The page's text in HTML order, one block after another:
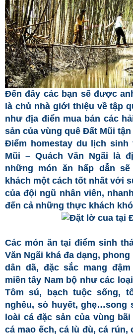
Đến đây các bạn sẽ được
là chủ nhà giới thiệu về tập
như địa điển mua bán các
sản của vùng quê Đất Mũi
Điểm homestay du lịch
Mũi – Quách Văn Ngãi là
những món ăn hấp dẫn
khách một cách tốt nhất với
của đội ngũ nhân viên,
đến cả những thực khách
Các món ăn tại điểm sinh
Văn Ngãi khá đa dạng,
dân dã, đặc sắc mang
miền tây Nam bộ như các
Tôm sú, bạch tuộc sống,
nghêu, sò huyết, ghẹ…song
loài cá đặc sản của vùng
cá mao ếch, cá lù đù, cá